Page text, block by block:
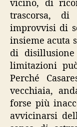
vicino, di
trascorsa,
improvvisi di
insieme acuta
di disillusione
limitazioni
Perché
vecchiaia,
forse più
avvicinarsi